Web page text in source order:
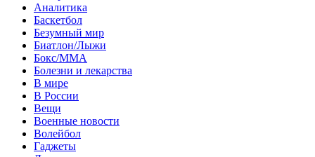
Аналитика
Баскетбол
Безумный мир
Биатлон/Лыжи
Бокс/MMA
Болезни и лекарства
В мире
В России
Вещи
Военные новости
Волейбол
Гаджеты